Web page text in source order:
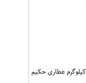
عطاری حکیم